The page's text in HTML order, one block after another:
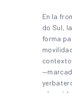
En la
do Sul,
forma